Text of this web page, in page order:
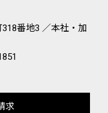
番地3 ／本社・加
求